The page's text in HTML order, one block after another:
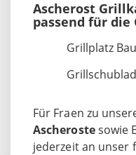
Ascherost
passend für die
Grillplatz
Für Fraen zu
Ascherostesowie
jederzeit an unser